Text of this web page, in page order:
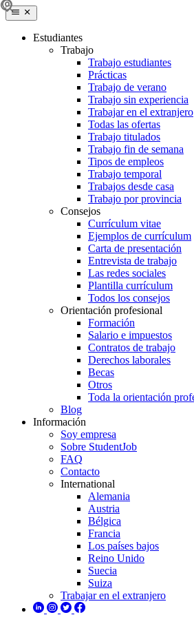
Estudiantes
Trabajo
Trabajo estudiantes
Prácticas
Trabajo de verano
Trabajo sin experiencia
Trabajar en el extranjero
Todas las ofertas
Trabajo titulados
Trabajo fin de semana
Tipos de empleos
Trabajo temporal
Trabajos desde casa
Trabajo por provincia
Consejos
Currículum vitae
Ejemplos de currículum
Carta de presentación
Entrevista de trabajo
Las redes sociales
Plantilla currículum
Todos los consejos
Orientación profesional
Formación
Salario e impuestos
Contratos de trabajo
Derechos laborales
Becas
Otros
Toda la orientación
Blog
Información
Soy empresa
Sobre StudentJob
FAQ
Contacto
International
Alemania
Austria
Bélgica
Francia
Los países bajos
Reino Unido
Suecia
Suiza
Trabajar en el extranjero